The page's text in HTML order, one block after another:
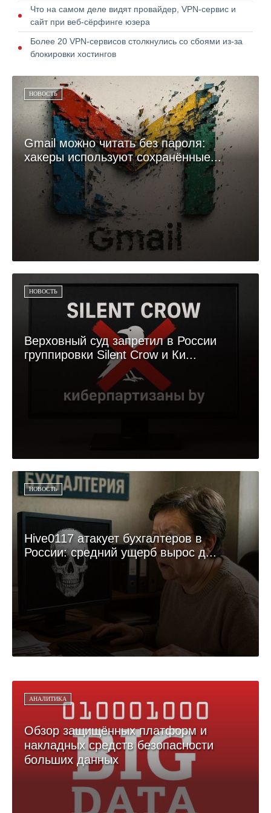
Что на самом деле видят провайдер, VPN-сервис и
сайт при веб-сёрфинге юзера
Более 20 VPN-сервисов столкнулись со сбоями из-за
блокировки хостингов
НОВОСТЬ
Gmail можно читать без пароля:
хакеры используют сохранённые...
НОВОСТЬ
Верховный суд запретил в России
группировки Silent Crow и Ки...
НОВОСТЬ
Hive0117 атакует бухгалтеров в
России: средний ущерб вырос д...
АНАЛИТИКА
Обзор защищённых платформ и
накладных средств безопасности
больших данных